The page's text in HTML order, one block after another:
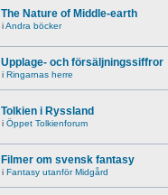
The Nature of Middle-earth
iAndra böcker
Upplage- och försäljningssiffror
i Ringarnas herre
Tolkien i Ryssland
i Öppet Tolkienforum
Filmer om svensk fantasy
i Fantasy utanför Midgård